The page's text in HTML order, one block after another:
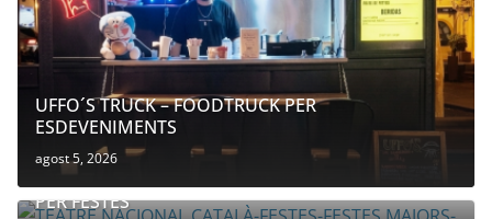
UFFO´S TRUCK – FOODTRUCK PER
ESDEVENIMENTS
agost 5, 2026
PER FESTES